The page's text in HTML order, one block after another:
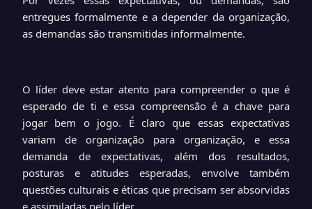
entregues formalmente e a depender da organização,
as demandas são transmitidas informalmente.
O líder deve estar atento para compreender o que é
esperado de ti e essa compreensão é a chave para
jogar bem o jogo. É claro que essas expectativas
variam de organização para organização, e essa
demanda de expectativas, além dos resultados,
posturas e atitudes esperadas, envolve também
questões culturais e éticas que precisam ser absorvidas
e assimiladas pelo líder.